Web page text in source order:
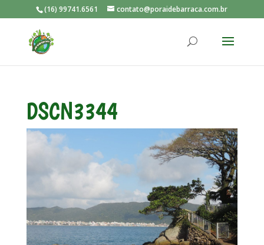
(16) 99741.6561 contato@poraidebarraca.com.br
DSCN3344